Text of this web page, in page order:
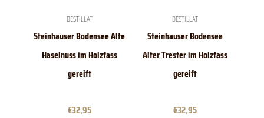
DESTILLAT
Steinhauser Bodensee Alte
Haselnuss im Holzfass
gereift
€32,95
DESTILLAT
Steinhauser Bodensee
Alter Trester im Holzfass
gereift
€32,95